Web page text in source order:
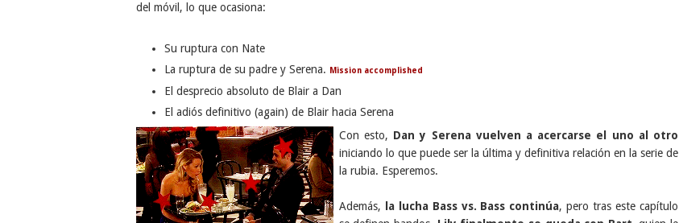
del móvil, lo que ocasiona:
Su ruptura con Nate
La ruptura de su padre y Serena.
Mission accomplished
El desprecio absoluto de Blair a Dan
El adiós definitivo (again) de Blair hacia Serena
Con esto, Dan y Serena vuelven a acercarse el uno al otro
iniciando lo que puede ser la última y definitiva relación en la serie de
la rubia. Esperemos.
Además, la lucha Bass vs. Bass continúa, pero tras este capítulo